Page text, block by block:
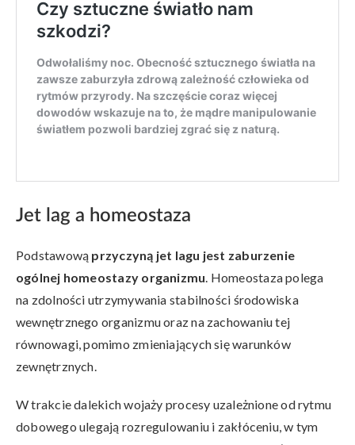
Jet lag a homeostaza
Podstawową przyczyną jet lagu jest zaburzenie
ogólnej homeostazy organizmu. Homeostaza polega
na zdolności utrzymywania stabilności środowiska
wewnętrznego organizmu oraz na zachowaniu tej
równowagi, pomimo zmieniających się warunków
zewnętrznych.
W trakcie dalekich wojaży procesy uzależnione od rytmu
dobowego ulegają rozregulowaniu i zakłóceniu, w tym